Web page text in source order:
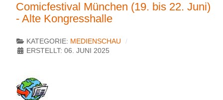
Comicfestival München (19. bis 22. Juni)
- Alte Kongresshalle
KATEGORIE: MEDIENSCHAU
ERSTELLT: 06. JUNI 2025